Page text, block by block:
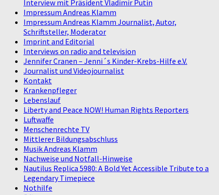
Interview mit Präsident Vladimir Putin
Impressum Andreas Klamm
Impressum Andreas Klamm Journalist, Autor,
Schriftsteller, Moderator
Imprint and Editorial
Interviews on radio and television
Jennifer Cranen – Jenni´s Kinder-Krebs-Hilfe e.V.
Journalist und Videojournalist
Kontakt
Krankenpfleger
Lebenslauf
Liberty and Peace NOW! Human Rights Reporters
Luftwaffe
Menschenrechte TV
Mittlerer Bildungsabschluss
Musik Andreas Klamm
Nachweise und Notfall-Hinweise
Nautilus Replica 5980: A Bold Yet Accessible Tribute to a
Legendary Timepiece
Nothilfe